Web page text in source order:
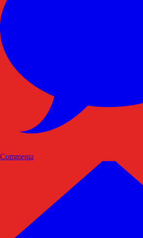
Commenta